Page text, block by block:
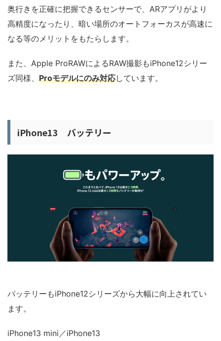
奥行きを正確に把握できるセンサーで、ARアプリがより
高精度になったり、暗い場所のオートフォーカスが高速に
なる等のメリットをもたらします。
また、Apple ProRAWによるRAW撮影もiPhone12シリー
ズ同様、 Proモデルにのみ対応しています。
iPhone13 バッテリー
バッテリーもiPhone12シリーズから大幅に向上されてい
ます。
iPhone13 mini／iPhone13